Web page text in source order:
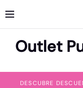
Outlet
DESCUBRE